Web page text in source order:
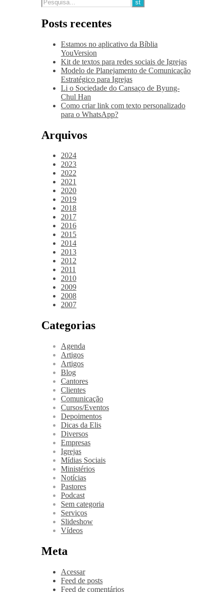
Posts recentes
Estamos no aplicativo da Bíblia
YouVersion
Kit de textos para redes sociais de Igrejas
Modelo de Planejamento de Comunicação
Estratégico para Igrejas
Li o Sociedade do Cansaço de Byung-
Chul Han
Como criar link com texto personalizado
para o WhatsApp?
Arquivos
2024
2023
2022
2021
2020
2019
2018
2017
2016
2015
2014
2013
2012
2011
2010
2009
2008
2007
Categorias
Agenda
Artigos
Artigos
Blog
Cantores
Clientes
Comunicação
Cursos/Eventos
Depoimentos
Dicas da Elis
Diversos
Empresas
Igrejas
Mídias Sociais
Ministérios
Notícias
Pastores
Podcast
Sem categoria
Serviços
Slideshow
Vídeos
Meta
Acessar
Feed de posts
Feed de comentários